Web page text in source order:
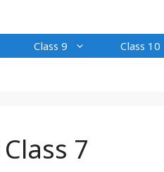
Class 9 Class 10
7